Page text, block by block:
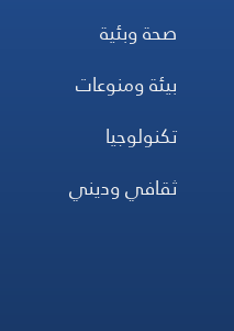
صحة وبئية
بيئة ومنوعات
تكنولوجيا
ثقافي وديني